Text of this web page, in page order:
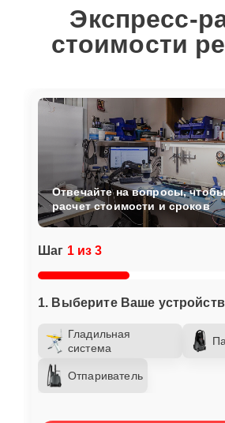
Экспресс-
стоимости
Шаг 1 из 3
1. Выберите Ваше
Гладильная
система
Отпариватель
Отвечайте на вопросы,
расчет стоимости и сроков